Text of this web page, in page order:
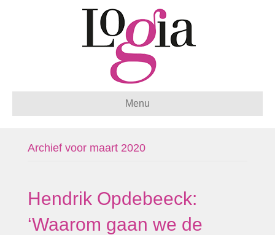
Menu
Archief voor maart 2020
Hendrik Opdebeeck:
‘Waarom gaan we de